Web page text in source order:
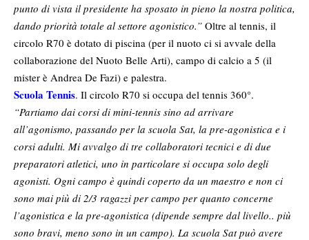
punto di vista il presidente ha sposato in pieno la nostra politica,
dando priorità totale al settore agonistico.” Oltre al tennis, il
circolo R70 è dotato di piscina (per il nuoto ci si avvale della
collaborazione del Nuoto Belle Arti), campo di calcio a 5 (il
mister è Andrea De Fazi) e palestra.
Scuola Tennis. Il circolo R70 si occupa del tennis 360°.
“Partiamo dai corsi di mini-tennis sino ad arrivare
all’agonismo, passando per la scuola Sat, la pre-agonistica e i
corsi adulti. Mi avvalgo di tre collaboratori tecnici e di due
preparatori atletici, uno in particolare si occupa solo degli
agonisti. Ogni campo è quindi coperto da un maestro e non ci
sono mai più di 2/3 ragazzi per campo per quanto concerne
l’agonistica e la pre-agonistica (dipende sempre dal livello.. più
sono bravi, meno sono in un campo). La scuola Sat può avere